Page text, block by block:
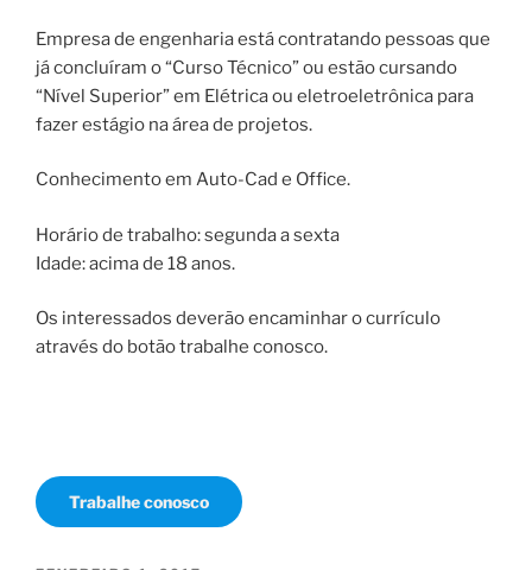
Empresa de engenharia está contratando pessoas que
já concluíram o “Curso Técnico” ou estão cursando
“Nível Superior” em Elétrica ou eletroeletrônica para
fazer estágio na área de projetos.
Conhecimento em Auto-Cad e Office.
Horário de trabalho: segunda a sexta
Idade: acima de 18 anos.
Os interessados deverão encaminhar o currículo
através do botão trabalhe conosco.
Trabalhe conosco